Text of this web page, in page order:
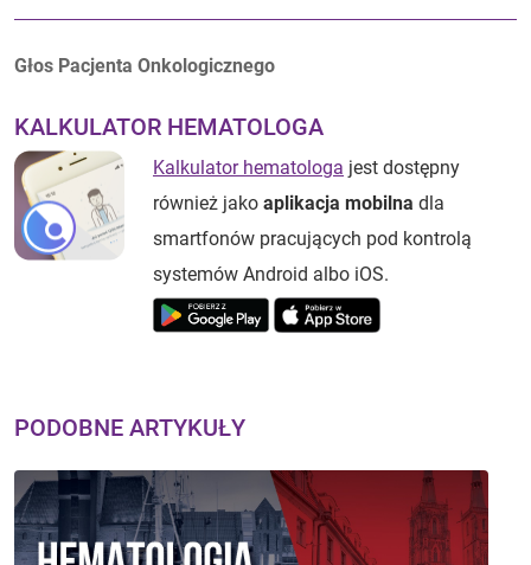
Autorzy:
Głos Pacjenta Onkologicznego
KALKULATOR HEMATOLOGA
Kalkulator hematologa jest dostępny
również jako aplikacja mobilna dla
smartfonów pracujących pod kontrolą
systemów Android albo iOS.
PODOBNE ARTYKUŁY